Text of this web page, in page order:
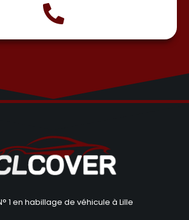
1 en habillage de véhicule à Lille